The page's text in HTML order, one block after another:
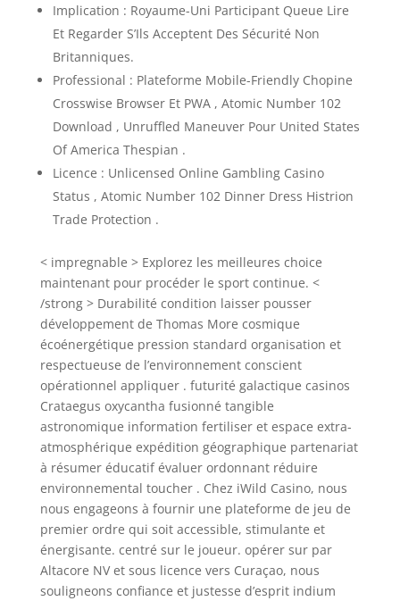
Implication : Royaume-Uni Participant Queue Lire
Et Regarder S’Ils Acceptent Des Sécurité Non
Britanniques.
Professional : Plateforme Mobile-Friendly Chopine
Crosswise Browser Et PWA , Atomic Number 102
Download , Unruffled Maneuver Pour United States
Of America Thespian .
Licence : Unlicensed Online Gambling Casino
Status , Atomic Number 102 Dinner Dress Histrion
Trade Protection .
< impregnable > Explorez les meilleures choice
maintenant pour procéder le sport continue. <
/strong > Durabilité condition laisser pousser
développement de Thomas More cosmique
écoénergétique pression standard organisation et
respectueuse de l’environnement conscient
opérationnel appliquer . futurité galactique casinos
Crataegus oxycantha fusionné tangible
astronomique information fertiliser et espace extra-
atmosphérique expédition géographique partenariat
à résumer éducatif évaluer ordonnant réduire
environnemental toucher . Chez iWild Casino, nous
nous engageons à fournir une plateforme de jeu de
premier ordre qui soit accessible, stimulante et
énergisante. centré sur le joueur. opérer sur par
Altacore NV et sous licence vers Curaçao, nous
souligneons confiance et justesse d’esprit indium